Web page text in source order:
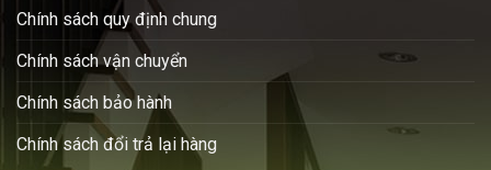
Chính sách quy định chung
Chính sách vận chuyển
Chính sách bảo hành
Chính sách đổi trả lại hàng